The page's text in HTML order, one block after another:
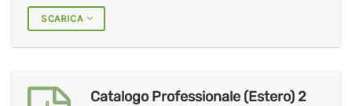
SCARICA
Catalogo Professionale (Estero) 2